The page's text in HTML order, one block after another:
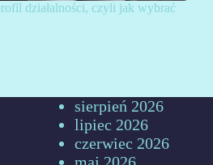
działalności, czyli jak wybrać
sierpień 2026
lipiec 2026
czerwiec 2026